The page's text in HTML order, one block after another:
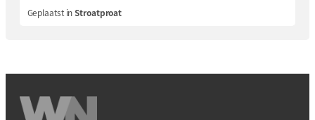
Geplaatst inStroatproat